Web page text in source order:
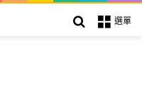
選單
搜索